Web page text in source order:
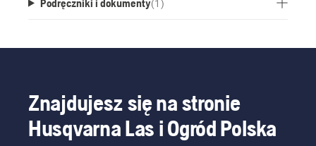
Podręczniki i dokumenty(1 )
Znajdujesz się na stronie
Husqvarna Las i Ogród Polska